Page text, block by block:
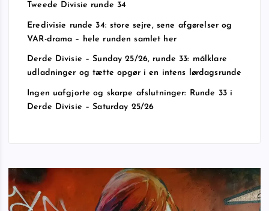
Tweede Divisie runde 34
Eredivisie runde 34: store sejre, sene afgørelser og
VAR-drama – hele runden samlet her
Derde Divisie – Sunday 25/26, runde 33: målklare
udladninger og tætte opgør i en intens lørdagsrunde
Ingen uafgjorte og skarpe afslutninger: Runde 33 i
Derde Divisie – Saturday 25/26